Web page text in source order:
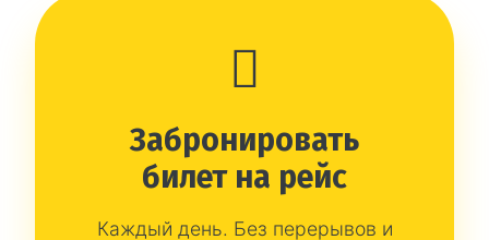
Забронировать
билет на рейс
Каждый день. Без перерывов и